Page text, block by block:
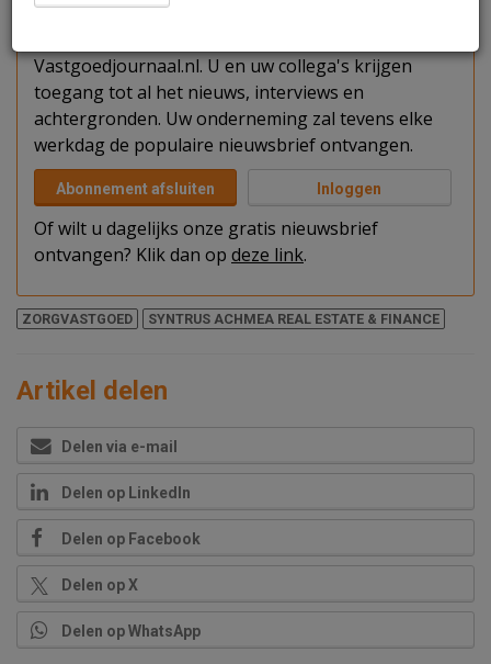
U kunt het artikel niet volledig lezen omdat u nog
Vastgoedjournaal.nl. U en uw collega's krijgen
toegang tot al het nieuws, interviews en
achtergronden. Uw onderneming zal tevens elke
werkdag de populaire nieuwsbrief ontvangen.
Abonnement afsluiten Inloggen
Of wilt u dagelijks onze gratis nieuwsbrief
ontvangen? Klik dan op deze link.
ZORGVASTGOED SYNTRUS ACHMEA REAL ESTATE & FINANCE
Artikel delen
Delen via e-mail
Delen op LinkedIn
Delen op Facebook
Delen op X
Delen op WhatsApp